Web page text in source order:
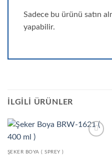
Sadece bu ürünü satın
yapabilir.
İLGILI ÜRÜNLER
ŞEKER BOYA ( SPREY )